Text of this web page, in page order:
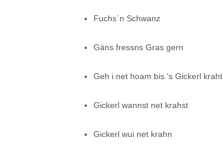
Fuchs`n Schwanz
Gäns fressns Gras gern
Geh i net hoam bis 's Gickerl kraht
Gickerl wannst net krahst
Gickerl wui net krahn